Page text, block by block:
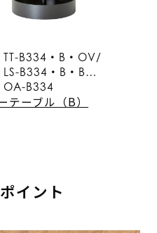
TT-B334・B・OV/
LS-B334・B・BK/
OA-B334
テーブル（B）
イント